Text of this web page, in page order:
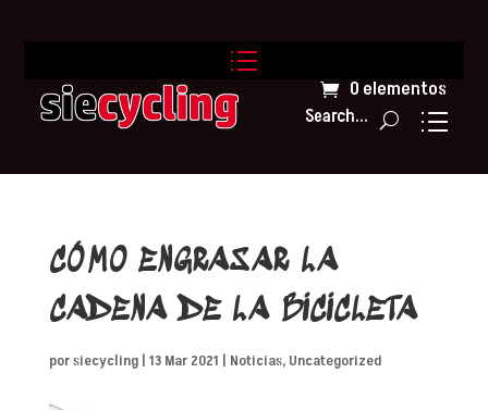
0 elementos
Search...
CÓMO ENGRASAR LA
CADENA DE LA BICICLETA
porsiecycling| 13 Mar 2021 | Noticias, Uncategorized